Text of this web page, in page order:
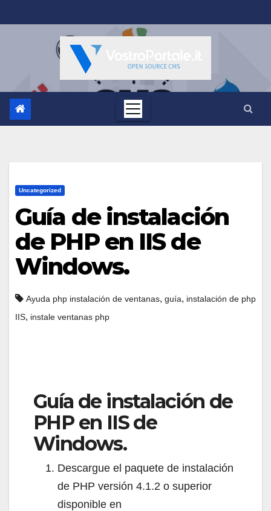
al
Uncategorized
Guía de instalación
de PHP en IIS de
Windows.
Ayuda php instalación de ventanas, guía, instalación de php
IIS, instale ventanas php
Guía de instalación de
PHP en IIS de
Windows.
Descargue el paquete de instalación
de PHP versión 4.1.2 o superior
disponible en